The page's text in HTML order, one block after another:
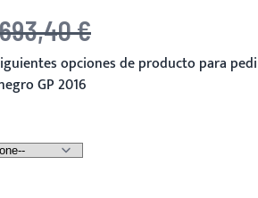
Precio habitual
693,40 €
opciones de producto para
GP 2016